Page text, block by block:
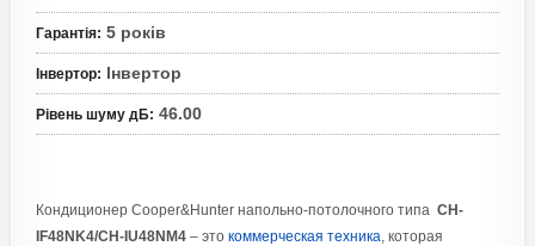
Гарантія: 5 років
Інвертор: Інвертор
Рівень шуму дБ: 46.00
Кондиционер Cooper&Hunter напольно-потолочного типа CH-
IF48NK4/CH-IU48NM4 – это коммерческая техника, которая